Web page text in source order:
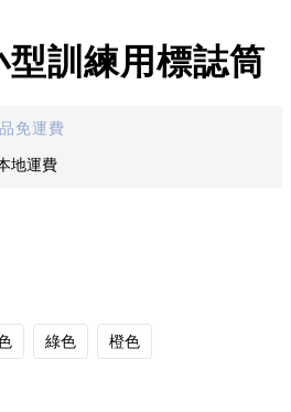
訓練用標誌筒
免運費
地運費
綠色 橙色